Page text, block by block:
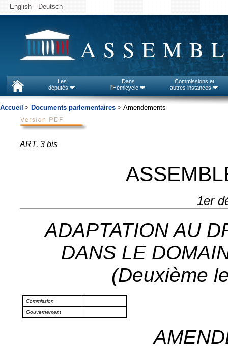
English Deutsch
Les
députés
Dans
l'Hémicycle
Commissions et
autres instances
Accueil > Documents parlementaires > Amendements
ART. 3 bis
1er
ADAPTATION AU
DANS LE
(Deuxième
Commission
Gouvernement